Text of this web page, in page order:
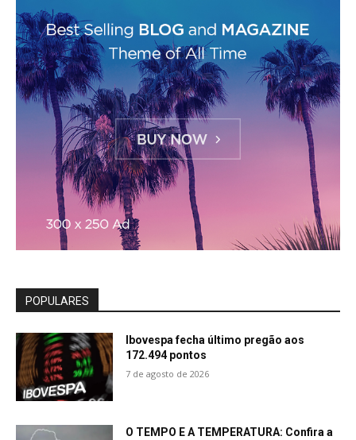
POPULARES
Ibovespa fecha último pregão aos
172.494 pontos
7 de agosto de 2026
O TEMPO E A TEMPERATURA: Confira a